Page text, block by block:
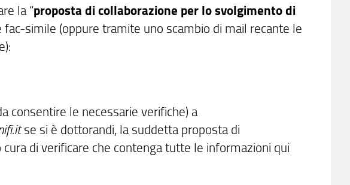
la “proposta di collaborazione per lo svolgimento di
fac-simile (oppure tramite uno scambio di mail recante le
consentire le necessarie verifiche) a
se si è dottorandi, la suddetta proposta di
di verificare che contenga tutte le informazioni qui